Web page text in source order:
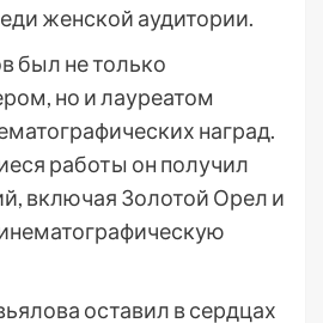
женской аудитории.
был не только
но и лауреатом
наград.
работы он получил
включая Золотой Орел и
оставил в сердцах